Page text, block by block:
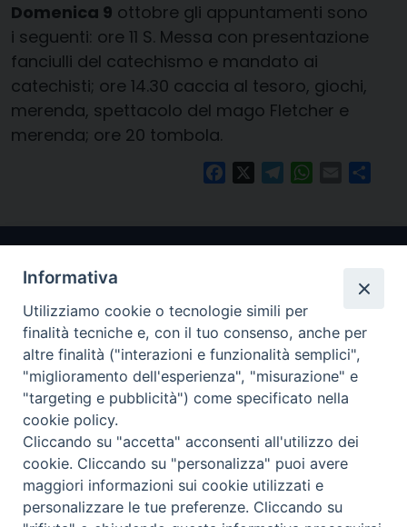
Domenica 9 ottobre gli appuntamenti sono
i seguenti: ore 11 S. Messa con presentazione
fanciulli del catechismo e mandato ai
catechisti; ore 14.30 caccia al tesoro, giochi,
merenda, spettacolo del mago Fletcher e
merenda; ore 20 tombola.
FacebookTelegramWhatsApp
Email
Arcidiocesi di Ravenna-Cervia
CONTATTI
Piazza Arcivescovado, 1 48121- Ravenna
tel 0544.541655
curia@diocesiravennacervia.it
Informativa
Utilizziamo cookie o tecnologie simili per
finalità tecniche e, con il tuo consenso, anche per
altre finalità ("interazioni e funzionalità semplici",
"miglioramento dell'esperienza", "misurazione" e
"targeting e pubblicità") come specificato nella
cookie policy.
Cliccando su "accetta" acconsenti all'utilizzo dei
cookie. Cliccando su "personalizza" puoi avere
maggiori informazioni sui cookie utilizzati e
personalizzare le tue preferenze. Cliccando su